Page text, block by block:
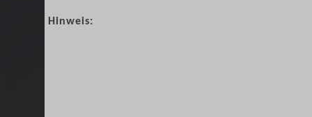
Hinweis: